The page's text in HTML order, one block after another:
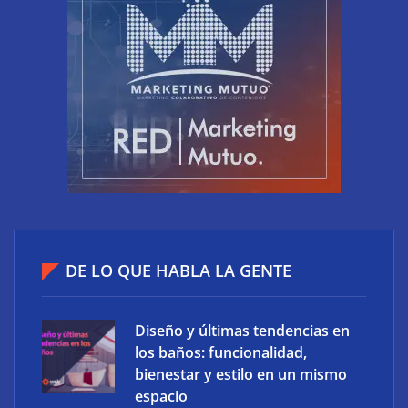
¿Por qué utilizar los servicios de un administrador
de fincas para tu comunidad?
DE LO QUE HABLA LA GENTE
Diseño y últimas tendencias en
los baños: funcionalidad,
bienestar y estilo en un mismo
espacio